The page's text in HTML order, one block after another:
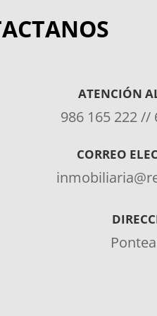
ATENCIÓN
986 165 222 //
CORREO